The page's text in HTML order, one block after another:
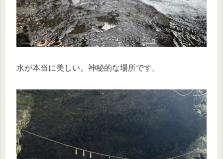
水が本当に美しい。神秘的な場所です。